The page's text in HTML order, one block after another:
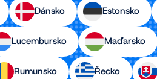
Dánsko Estonsko
Lucembursko Maďarsko
Rumunsko Řecko